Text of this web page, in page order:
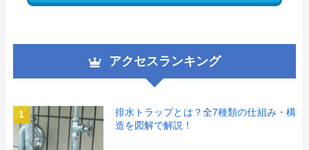
アクセスランキング
1
排水トラップとは？全7種類の仕組み・構
造を図解で解説！